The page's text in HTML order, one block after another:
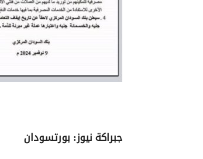
جبراكة نيوز: بورتسودان